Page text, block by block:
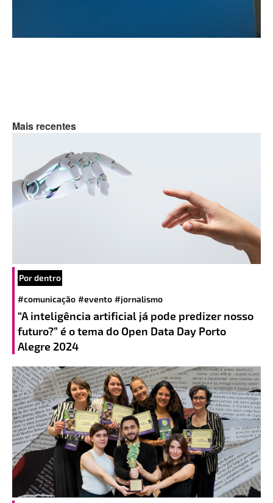
Mais recentes
Por dentro
#comunicação #evento #jornalismo
“A inteligência artificial já pode predizer nosso
futuro?” é o tema do Open Data Day Porto
Alegre 2024